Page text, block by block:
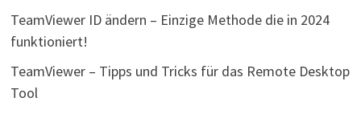
TeamViewer ID ändern – Einzige Methode die in 2024
funktioniert!
TeamViewer – Tipps und Tricks für das Remote Desktop
Tool